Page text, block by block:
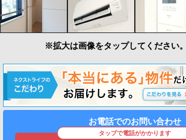
※拡大は画像をタップしてください。
お電話でのお問い合わせ
タップで電話がかかります